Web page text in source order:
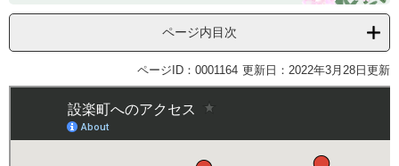
へ
ページ内目次
ページID：0001164 更新日：2022年3月28日更新